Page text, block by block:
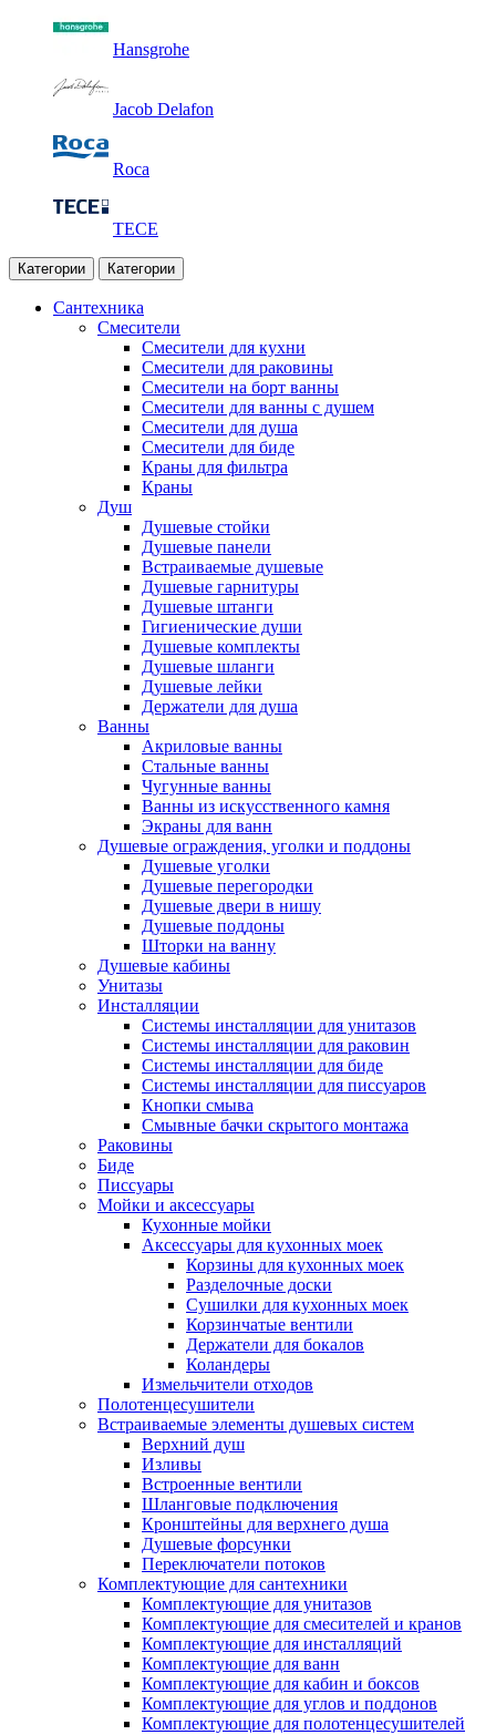
Hansgrohe
Jacob Delafon
Roca
TECE
Категории Категории
Сантехника
Смесители
Смесители для кухни
Смесители для раковины
Смесители на борт ванны
Смесители для ванны с душем
Смесители для душа
Смесители для биде
Краны для фильтра
Краны
Душ
Душевые стойки
Душевые панели
Встраиваемые душевые
Душевые гарнитуры
Душевые штанги
Гигиенические души
Душевые комплекты
Душевые шланги
Душевые лейки
Держатели для душа
Ванны
Акриловые ванны
Стальные ванны
Чугунные ванны
Ванны из искусственного камня
Экраны для ванн
Душевые ограждения, уголки и поддоны
Душевые уголки
Душевые перегородки
Душевые двери в нишу
Душевые поддоны
Шторки на ванну
Душевые кабины
Унитазы
Инсталляции
Системы инсталляции для унитазов
Системы инсталляции для раковин
Системы инсталляции для биде
Системы инсталляции для писсуаров
Кнопки смыва
Смывные бачки скрытого монтажа
Раковины
Биде
Писсуары
Мойки и аксессуары
Кухонные мойки
Аксессуары для кухонных моек
Корзины для кухонных моек
Разделочные доски
Сушилки для кухонных моек
Корзинчатые вентили
Держатели для бокалов
Коландеры
Измельчители отходов
Полотенцесушители
Встраиваемые элементы душевых систем
Верхний душ
Изливы
Встроенные вентили
Шланговые подключения
Кронштейны для верхнего душа
Душевые форсунки
Переключатели потоков
Комплектующие для сантехники
Комплектующие для унитазов
Комплектующие для смесителей и кранов
Комплектующие для инсталляций
Комплектующие для ванн
Комплектующие для кабин и боксов
Комплектующие для углов и поддонов
Комплектующие для полотенцесушителей